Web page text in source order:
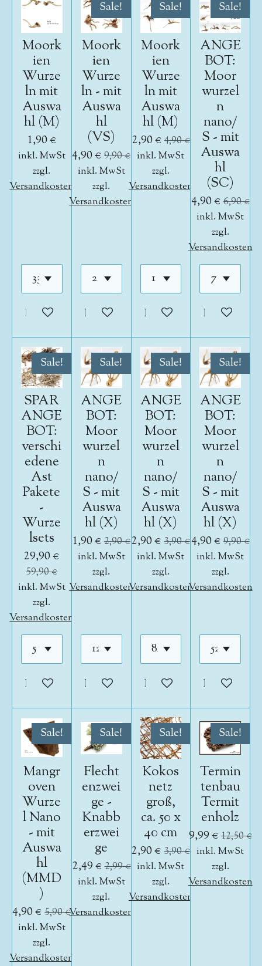
Moork
ien
Wurze
ln mit
Auswa
hl (M)
1,90 €
inkl. MwSt
zzgl.
Versandkosten
In den Warenkorb
Sale!
Moork
ien
Wurze
ln - mit
Auswa
hl
(VS)
4,90 € 9,90 €
inkl. MwSt
zzgl.
Versandkosten
In den Warenkorb
Sale!
Moork
ien
Wurze
ln mit
Auswa
hl (M)
2,90 € 4,90 €
inkl. MwSt
zzgl.
Versandkosten
In den Warenkorb
Sale!
ANGE
BOT:
Moor
wurzel
n
nano/
S - mit
Auswa
hl
(SC)
4,90 €6,90 €
inkl. MwSt
zzgl.
Versandkosten
In den
Sale!
SPAR
ANGE
BOT:
verschi
edene
Ast
Pakete
-
Wurze
lsets
29,90 €
59,90 €
inkl. MwSt
zzgl.
Versandkosten
In den Warenkorb
Sale!
ANGE
BOT:
Moor
wurzel
n
nano/
S - mit
Auswa
hl (X)
1,90 € 2,90 €
inkl. MwSt
zzgl.
Versandkosten
In den Warenkorb
Sale!
ANGE
BOT:
Moor
wurzel
n
nano/
S - mit
Auswa
hl (X)
2,90 € 3,90 €
inkl. MwSt
zzgl.
Versandkosten
In den Warenkorb
Sale!
ANGE
BOT:
Moor
wurzel
n
nano/
S - mit
Auswa
hl (X)
4,90 €9,90 €
inkl. MwSt
zzgl.
Versandkosten
In den
Sale!
Mangr
oven
Wurze
l Nano
- mit
Auswa
hl
(MMD
)
4,90 € 5,90 €
inkl. MwSt
zzgl.
Versandkosten
Sale!
Flecht
enzwei
ge -
Knabb
erzwei
ge
2,49 €2,99 €
inkl. MwSt
zzgl.
Versandkosten
Sale!
Kokos
netz
groß,
ca. 50 x
40 cm
2,90 € 3,90 €
inkl. MwSt
zzgl.
Versandkosten
Sale!
Termin
tenbau
Termit
enholz
9,99 €12,50 €
inkl. MwSt
zzgl.
Versandkosten